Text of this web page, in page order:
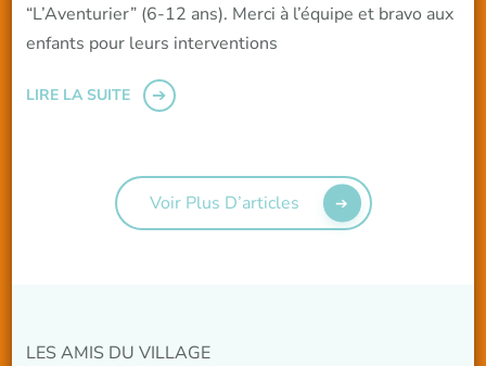
“L’Aventurier” (6-12 ans). Merci à l’équipe et bravo aux
enfants pour leurs interventions
LIRE LA SUITE
Voir Plus D’articles
LES AMIS DU VILLAGE